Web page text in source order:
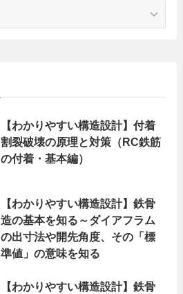
【わかりやすい構造設計】付着
割裂破壊の原理と対策（RC鉄筋
の付着・基本編）
【わかりやすい構造設計】鉄骨
造の基本を知る～ダイアフラム
の出寸法や開先角度、その「標
準値」の意味を知る
【わかりやすい構造設計】鉄骨